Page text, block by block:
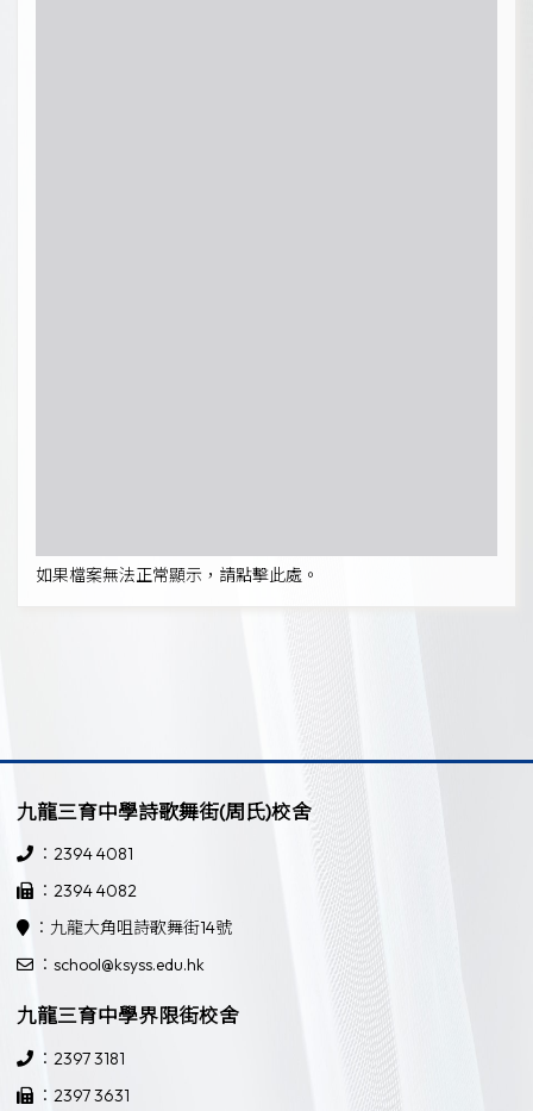
如果檔案無法正常顯示，請點擊此處。
九龍三育中學詩歌舞街(周氏)校舍
：2394 4081
：2394 4082
：九龍大角咀詩歌舞街14號
：school@ksyss.edu.hk
九龍三育中學界限街校舍
：2397 3181
：2397 3631